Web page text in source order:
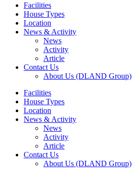
Facilities
House Types
Location
News & Activity
News
Activity
Article
Contact Us
About Us (DLAND Group)
Facilities
House Types
Location
News & Activity
News
Activity
Article
Contact Us
About Us (DLAND Group)